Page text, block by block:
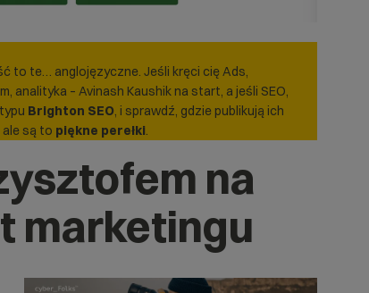
to te… anglojęzyczne. Jeśli kręci cię Ads,
analityka – Avinash Kaushik na start, a jeśli SEO,
Brighton SEO, i sprawdź, gdzie publikują ich
ale są to piękne perełki.
na
marketingu